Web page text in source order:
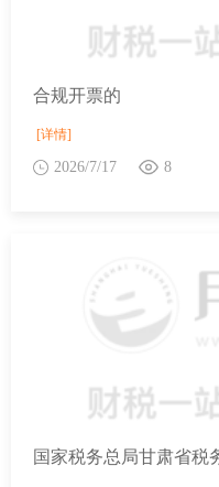
合规开票的
[详情]
2026/7/17 8